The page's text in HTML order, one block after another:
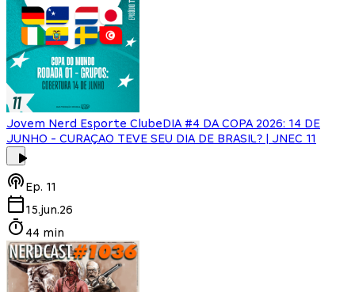
Jovem Nerd Esporte ClubeDIA #4 DA COPA 2026: 14 DE
JUNHO - CURAÇAO TEVE SEU DIA DE BRASIL? | JNEC 11
Ep. 11
15.jun.26
44 min